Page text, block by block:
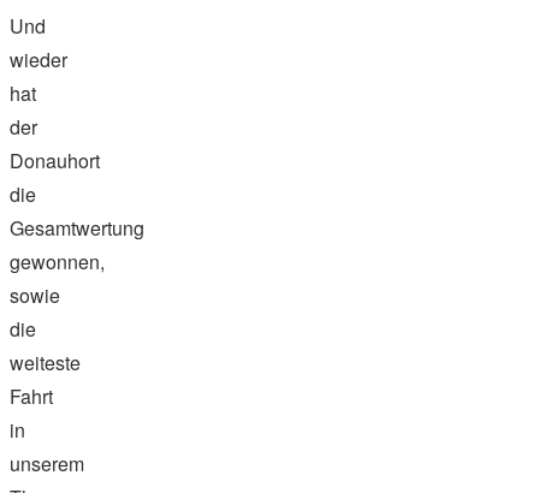
Und
wieder
hat
der
Donauhort
die
Gesamtwertung
gewonnen,
sowie
die
weiteste
Fahrt
in
unserem